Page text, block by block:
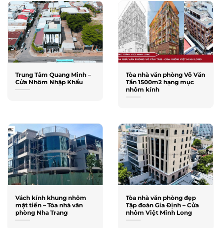
Trung Tâm Quang Minh –
Cửa Nhôm Nhập Khẩu
Tòa nhà văn phòng Võ Văn
Tần 1500m2 hạng mục
nhôm kính
Vách kính khung nhôm
mặt tiền – Tòa nhà văn
phòng Nha Trang
Tòa nhà văn phòng đẹp
Tập đoàn Gia Định – Cửa
nhôm Việt Minh Long